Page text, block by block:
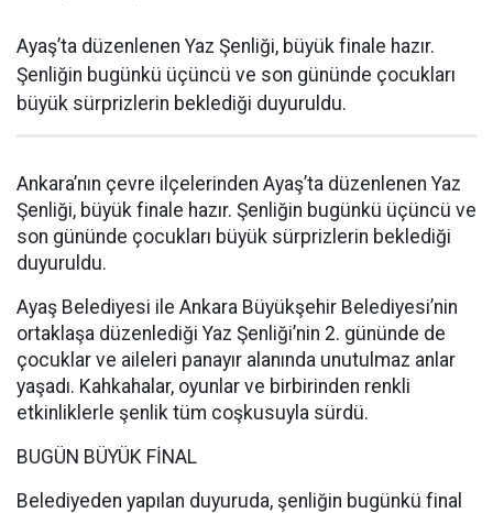
Ayaş’ta düzenlenen Yaz Şenliği, büyük finale hazır.
Şenliğin bugünkü üçüncü ve son gününde çocukları
büyük sürprizlerin beklediği duyuruldu.
Ankara’nın çevre ilçelerinden Ayaş’ta düzenlenen Yaz
Şenliği, büyük finale hazır. Şenliğin bugünkü üçüncü ve
son gününde çocukları büyük sürprizlerin beklediği
duyuruldu.
Ayaş Belediyesi ile Ankara Büyükşehir Belediyesi’nin
ortaklaşa düzenlediği Yaz Şenliği’nin 2. gününde de
çocuklar ve aileleri panayır alanında unutulmaz anlar
yaşadı. Kahkahalar, oyunlar ve birbirinden renkli
etkinliklerle şenlik tüm coşkusuyla sürdü.
BUGÜN BÜYÜK FİNAL
Belediyeden yapılan duyuruda, şenliğin bugünkü final